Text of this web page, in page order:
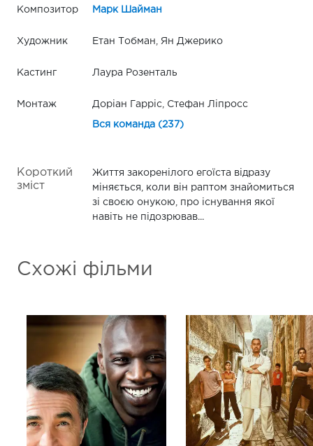
Композитор Марк Шайман
Художник Етан Тобман, Ян Джерико
Кастинг Лаура Розенталь
Монтаж Доріан Гарріс, Стефан Ліпросс
Вся команда (237)
Короткий
зміст
Життя закоренілого егоїста відразу
міняється, коли він раптом знайомиться
зі своєю онукою, про існування якої
навіть не підозрював...
Схожі фільми